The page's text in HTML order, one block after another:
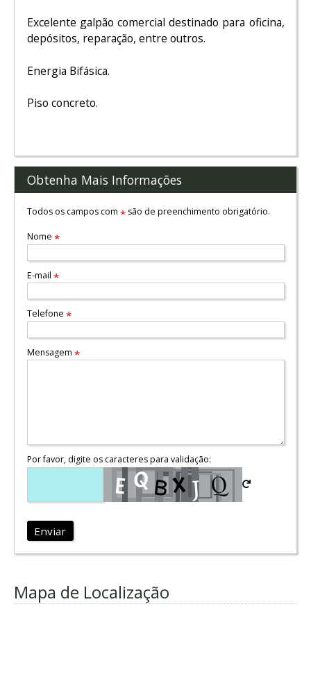
Excelente galpão comercial destinado para oficina,
depósitos, reparação, entre outros.
Energia Bifásica.
Piso concreto.
Obtenha Mais Informações
Todos os campos com *são de preenchimento obrigatório.
Nome *
E-mail *
Telefone *
Mensagem *
Por favor, digite os caracteres para validação:
Enviar
Mapa de Localização